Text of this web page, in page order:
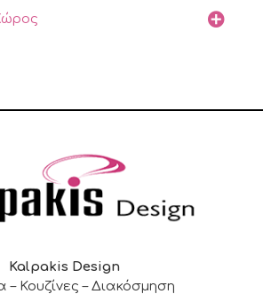
Kalpakis Design
– Κουζίνες – Διακόσμηση